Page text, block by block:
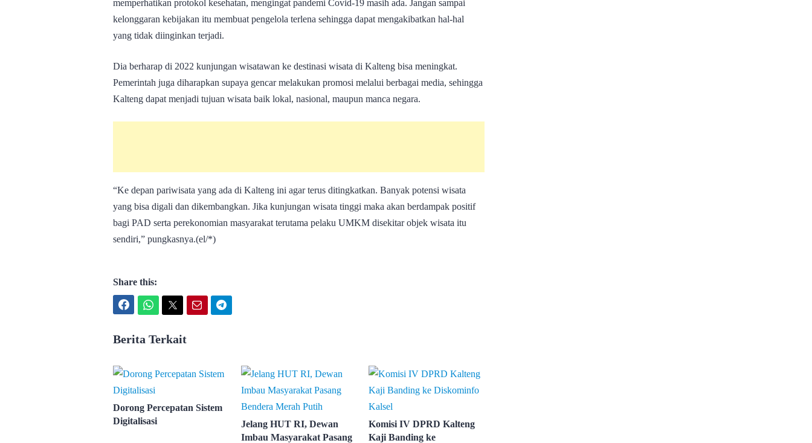
memperhatikan protokol kesehatan, mengingat pandemi Covid-19 masih ada. Jangan sampai
kelonggaran kebijakan itu membuat pengelola terlena sehingga dapat mengakibatkan hal-hal
yang tidak diinginkan terjadi.
Dia berharap di 2022 kunjungan wisatawan ke destinasi wisata di Kalteng bisa meningkat.
Pemerintah juga diharapkan supaya gencar melakukan promosi melalui berbagai media, sehingga
Kalteng dapat menjadi tujuan wisata baik lokal, nasional, maupun manca negara.
“Ke depan pariwisata yang ada di Kalteng ini agar terus ditingkatkan. Banyak potensi wisata
yang bisa digali dan dikembangkan. Jika kunjungan wisata tinggi maka akan berdampak positif
bagi PAD serta perekonomian masyarakat terutama pelaku UMKM disekitar objek wisata itu
sendiri,” pungkasnya.(el/*)
Share this:
Berita Terkait
Dorong Percepatan Sistem
Digitalisasi
Jelang HUT RI, Dewan
Imbau Masyarakat Pasang
Komisi IV DPRD Kalteng
Kaji Banding ke